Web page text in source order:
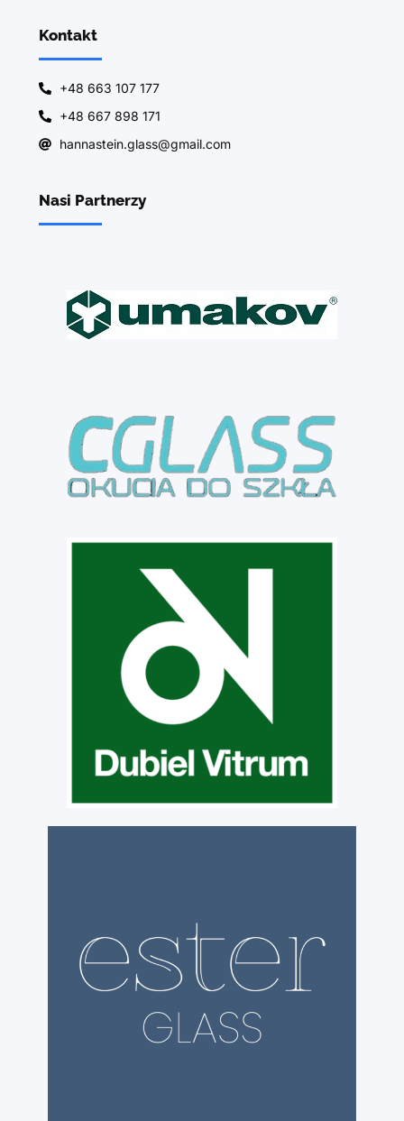
Kontakt
+48 663 107 177
+48 667 898 171
hannastein.glass@gmail.com
Nasi Partnerzy